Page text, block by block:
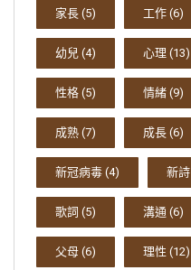
家長 (5) 工作 (6)
幼兒 (4) 心理 (13)
性格 (5) 情緒 (9)
成熟 (7) 成長 (6)
新冠病毒 (4) 新詩
歌詞 (5) 溝通 (6)
父母 (6) 理性 (12)